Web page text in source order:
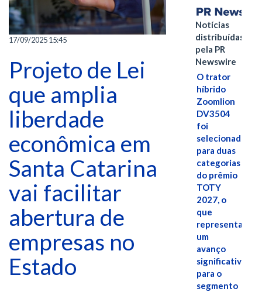
17/09/2025 15:45
Projeto de Lei
que amplia
liberdade
econômica em
Santa Catarina
vai facilitar
abertura de
empresas no
Estado
Notícias
distribuídas
pela PR
Newswire
O trator
híbrido
Zoomlion
DV3504
foi
selecionado
para duas
categorias
do prêmio
TOTY
2027, o
que
representa
um
avanço
significativo
para o
segmento